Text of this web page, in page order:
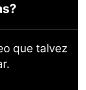
que talvez